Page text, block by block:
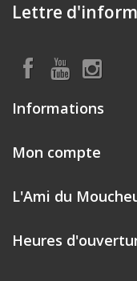
Lettre
Informations
Mon compte
L'Ami du
Heures